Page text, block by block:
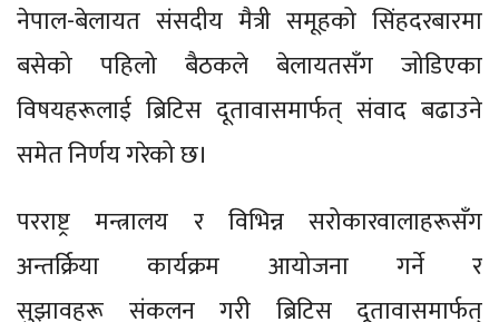
नेपाल-बेलायत संसदीय मैत्री समूहको सिंहदरबारमा
बसेको पहिलो बैठकले बेलायतसँग जोडिएका
विषयहरूलाई ब्रिटिस दूतावासमार्फत् संवाद बढाउने
समेत निर्णय गरेको छ।
परराष्ट्र मन्त्रालय र विभिन्न सरोकारवालाहरूसँग
अन्तर्क्रिया कार्यक्रम आयोजना गर्ने र
सुझावहरू संकलन गरी ब्रिटिस दूतावासमार्फत्